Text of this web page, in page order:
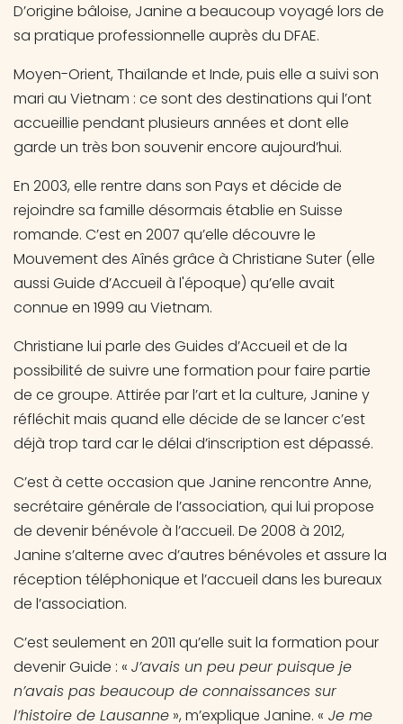
D’origine bâloise, Janine a beaucoup voyagé lors de
sa pratique professionnelle auprès du DFAE.
Moyen-Orient, Thaïlande et Inde, puis elle a suivi son
mari au Vietnam : ce sont des destinations qui l’ont
accueillie pendant plusieurs années et dont elle
garde un très bon souvenir encore aujourd’hui.
En 2003, elle rentre dans son Pays et décide de
rejoindre sa famille désormais établie en Suisse
romande. C’est en 2007 qu’elle découvre le
Mouvement des Aînés grâce à Christiane Suter (elle
aussi Guide d’Accueil à l'époque) qu’elle avait
connue en 1999 au Vietnam.
Christiane lui parle des Guides d’Accueil et de la
possibilité de suivre une formation pour faire partie
de ce groupe. Attirée par l’art et la culture, Janine y
réfléchit mais quand elle décide de se lancer c’est
déjà trop tard car le délai d’inscription est dépassé.
C’est à cette occasion que Janine rencontre Anne,
secrétaire générale de l’association, qui lui propose
de devenir bénévole à l’accueil. De 2008 à 2012,
Janine s’alterne avec d’autres bénévoles et assure la
réception téléphonique et l’accueil dans les bureaux
de l’association.
C’est seulement en 2011 qu’elle suit la formation pour
devenir Guide : « J’avais un peu peur puisque je
n’avais pas beaucoup de connaissances sur
l’histoire de Lausanne », m’explique Janine. « Je me